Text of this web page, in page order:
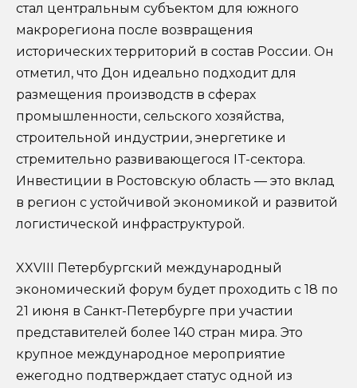
стал центральным субъектом для южного
макрорегиона после возвращения
исторических территорий в состав России. Он
отметил, что Дон идеально подходит для
размещения производств в сферах
промышленности, сельского хозяйства,
строительной индустрии, энергетике и
стремительно развивающегося IT-сектора.
Инвестиции в Ростовскую область — это вклад
в регион с устойчивой экономикой и развитой
логистической инфраструктурой.
XXVIII Петербургский международный
экономический форум будет проходить с 18 по
21 июня в Санкт-Петербурге при участии
представителей более 140 стран мира. Это
крупное международное мероприятие
ежегодно подтверждает статус одной из